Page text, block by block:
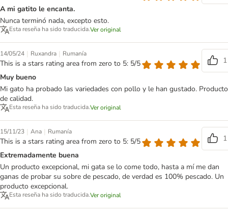
A mi gatito le encanta.
Nunca terminó nada, excepto esto.
Esta reseña ha sido traducida.Ver original
14/05/24 | Ruxandra | Rumanía
This is a stars rating area from zero to 5: 5/5
1
Muy bueno
Mi gato ha probado las variedades con pollo y le han gustado. Producto
de calidad.
Esta reseña ha sido traducida.Ver original
15/11/23 | Ana | Rumanía
This is a stars rating area from zero to 5: 5/5
1
Extremadamente buena
Un producto excepcional, mi gata se lo come todo, hasta a mí me dan
ganas de probar su sobre de pescado, de verdad es 100% pescado. Un
producto excepcional.
Esta reseña ha sido traducida.Ver original